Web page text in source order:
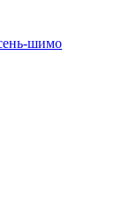
шимо